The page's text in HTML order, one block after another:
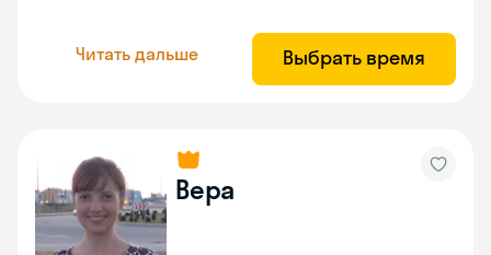
Читать дальше Выбрать время
Вера